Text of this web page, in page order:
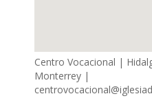
Centro Vocacional |
Monterrey |